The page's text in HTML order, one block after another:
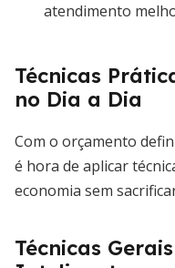
atendimento
Técnicas
no Dia a Dia
Com o orçamento
é hora de aplicar
economia sem
Técnicas